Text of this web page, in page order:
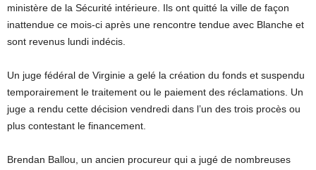
ministère de la Sécurité intérieure. Ils ont quitté la ville de façon
inattendue ce mois-ci après une rencontre tendue avec Blanche et
sont revenus lundi indécis.
Un juge fédéral de Virginie a gelé la création du fonds et suspendu
temporairement le traitement ou le paiement des réclamations. Un
juge a rendu cette décision vendredi dans l’un des trois procès ou
plus contestant le financement.
Brendan Ballou, un ancien procureur qui a jugé de nombreuses